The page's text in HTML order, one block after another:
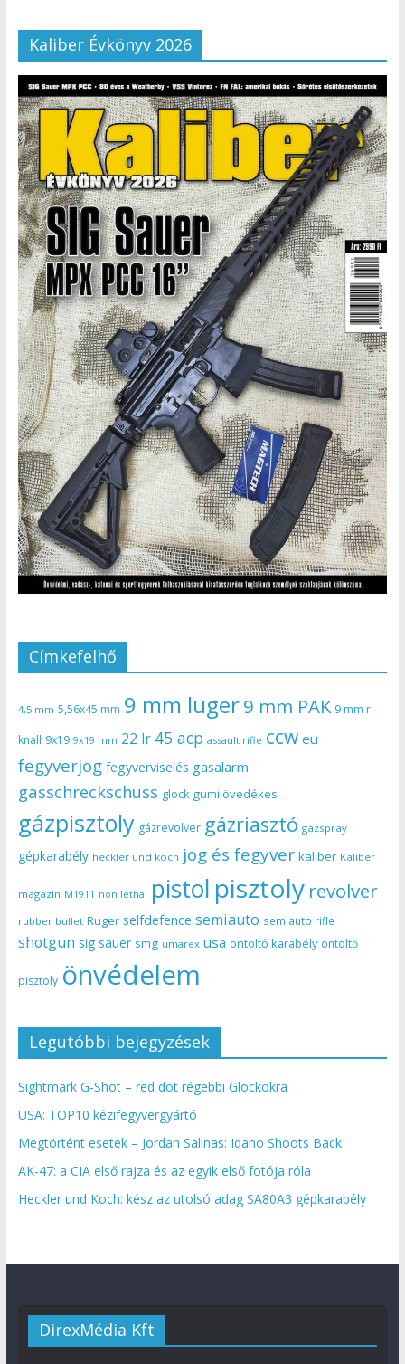
Kaliber Évkönyv 2026
Címkefelhő
4,5 mm 5,56x45 mm 9 mm luger9 mm PAK 9 mm r
knall 9x19 9x19 mm 22 lr 45 acp assault rifle ccw eu
fegyverjog fegyverviselés gasalarm
gasschreckschuss glock gumilövedékes
gázpisztoly gázrevolver gázriasztó gázspray
gépkarabély heckler und koch jog és fegyver kaliber Kaliber
magazin M1911 non lethal pistol pisztoly revolver
rubber bullet Ruger selfdefence semiauto semiauto rifle
shotgun sig sauer smg umarex usa öntöltő karabély öntöltő
pisztoly önvédelem
Legutóbbi bejegyzések
Sightmark G-Shot – red dot régebbi Glockokra
USA: TOP10 kézifegyvergyártó
Megtörtént esetek – Jordan Salinas: Idaho Shoots Back
AK-47: a CIA első rajza és az egyik első fotója róla
Heckler und Koch: kész az utolsó adag SA80A3 gépkarabély
DirexMédia Kft